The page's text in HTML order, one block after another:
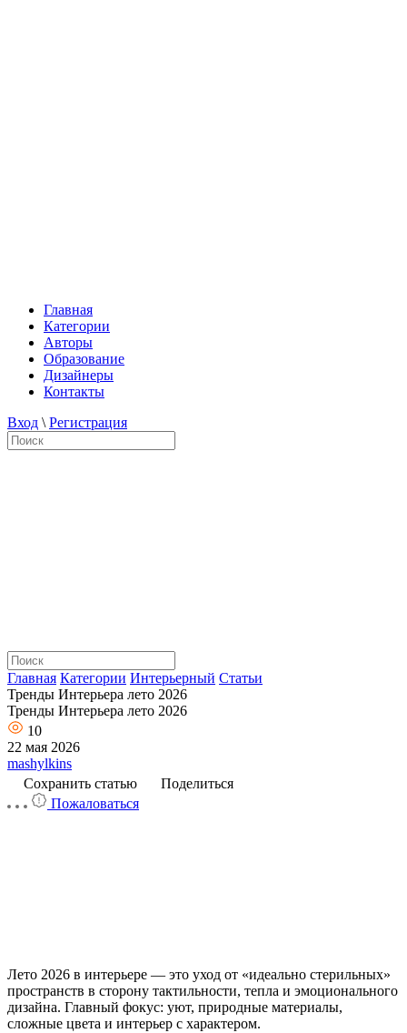
Главная
Категории
Авторы
Образование
Дизайнеры
Контакты
Вход \ Регистрация
Главная Категории Интерьерный Статьи
Тренды Интерьера лето 2026
Тренды Интерьера лето 2026
10
22 мая 2026
mashylkins
Сохранить статью
Поделиться
Пожаловаться
Лето 2026 в интерьере — это уход от «идеально стерильных»
пространств в сторону тактильности, тепла и эмоционального
дизайна. Главный фокус: уют, природные материалы,
сложные цвета и интерьер с характером.